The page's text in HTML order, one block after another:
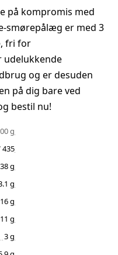
på kompromis med
smørepålæg er med 3
fri for
og er desuden
på dig bare ved
bestil nu!
g
435
38 g
g
16 g
11 g
3 g